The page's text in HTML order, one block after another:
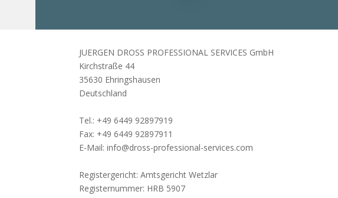
JUERGEN DROSS PROFESSIONAL SERVICES GmbH
Kirchstraße 44
35630 Ehringshausen
Deutschland
Tel.: +49 6449 92897919
Fax: +49 6449 92897911
E-Mail: info@dross-professional-services.com
Registergericht: Amtsgericht Wetzlar
Registernummer: HRB 5907